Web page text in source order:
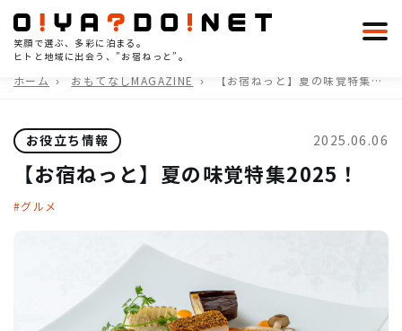
笑顔で選ぶ、多彩に泊まる。
ヒトと地域に出会う、”お宿ねっと”。
ホーム おもてなしMAGAZINE
【お宿ねっと】夏の味覚特集
お役立ち情報 2025.06.06
【お宿ねっと】夏の味覚特集2025！
グルメ